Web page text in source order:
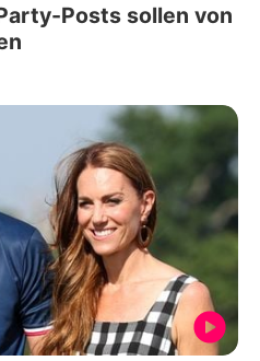
Posts sollen von